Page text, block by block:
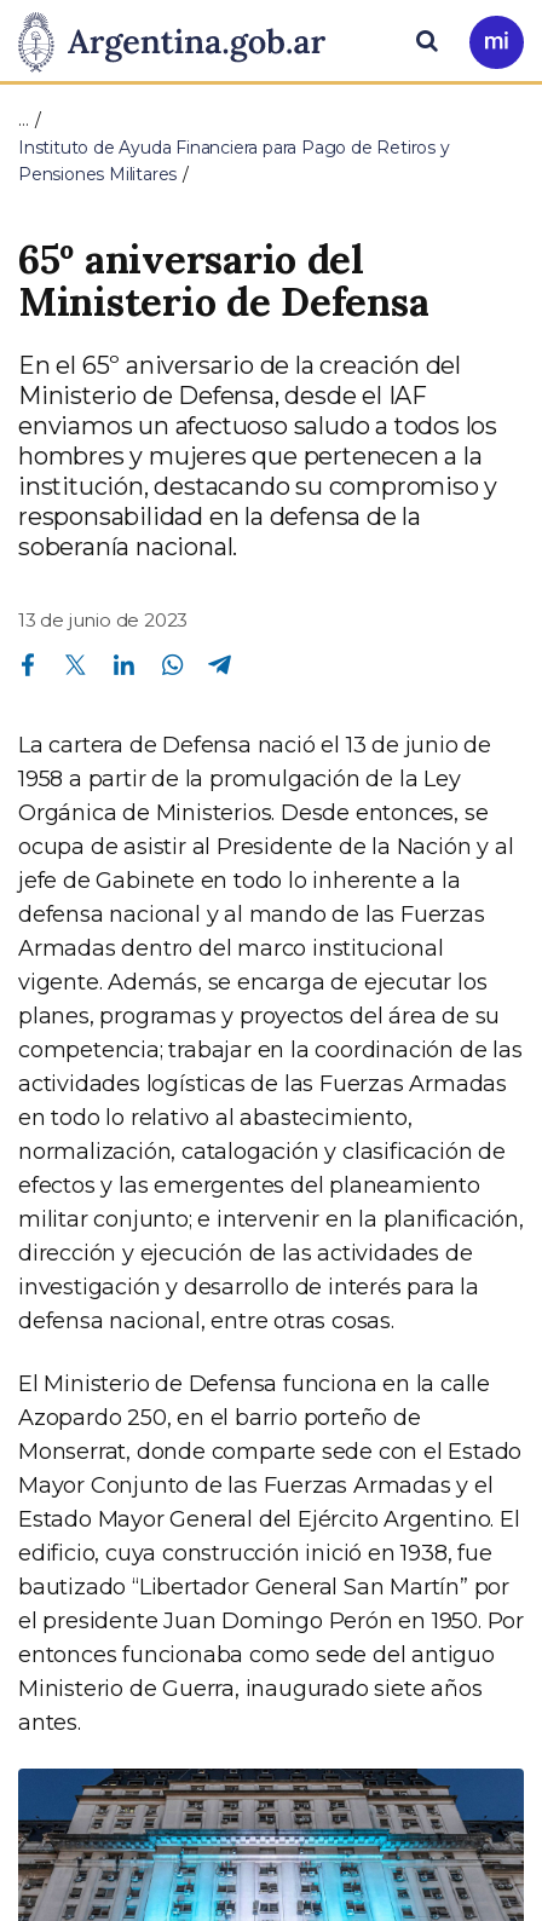
Presidencia
de
la
Pasar al contenido principal
Ir
a
Buscar
…
Instituto de Ayuda Financiera para Pago de Retiros y
Pensiones Militares
65º aniversario del
Ministerio de Defensa
En el 65º aniversario de la creación del
Ministerio de Defensa, desde el IAF
enviamos un afectuoso saludo a todos los
hombres y mujeres que pertenecen a la
institución, destacando su compromiso y
responsabilidad en la defensa de la
soberanía nacional.
13 de junio de 2023
Compartir en Facebook Compartir en Twitter Compartir en Linkedin Compartir en Whatsapp
La cartera de Defensa nació el 13 de junio de
1958 a partir de la promulgación de la Ley
Orgánica de Ministerios. Desde entonces, se
ocupa de asistir al Presidente de la Nación y al
jefe de Gabinete en todo lo inherente a la
defensa nacional y al mando de las Fuerzas
Armadas dentro del marco institucional
vigente. Además, se encarga de ejecutar los
planes, programas y proyectos del área de su
competencia; trabajar en la coordinación de las
actividades logísticas de las Fuerzas Armadas
en todo lo relativo al abastecimiento,
normalización, catalogación y clasificación de
efectos y las emergentes del planeamiento
militar conjunto; e intervenir en la planificación,
dirección y ejecución de las actividades de
investigación y desarrollo de interés para la
defensa nacional, entre otras cosas.
El Ministerio de Defensa funciona en la calle
Azopardo 250, en el barrio porteño de
Monserrat, donde comparte sede con el Estado
Mayor Conjunto de las Fuerzas Armadas y el
Estado Mayor General del Ejército Argentino. El
edificio, cuya construcción inició en 1938, fue
bautizado “Libertador General San Martín” por
el presidente Juan Domingo Perón en 1950. Por
entonces funcionaba como sede del antiguo
Ministerio de Guerra, inaugurado siete años
antes.